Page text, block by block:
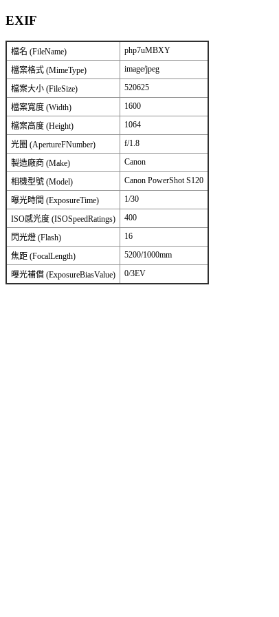
EXIF
檔名 (FileName) php7uMBXY
檔案格式 (MimeType) image/jpeg
檔案大小 (FileSize) 520625
檔案寬度 (Width) 1600
檔案高度 (Height) 1064
光圈 (ApertureFNumber) f/1.8
製造廠商 (Make) Canon
相機型號 (Model) Canon PowerShot S120
曝光時間 (ExposureTime) 1/30
ISO感光度 (ISOSpeedRatings) 400
閃光燈 (Flash) 16
焦距 (FocalLength) 5200/1000mm
曝光補償 (ExposureBiasValue) 0/3EV